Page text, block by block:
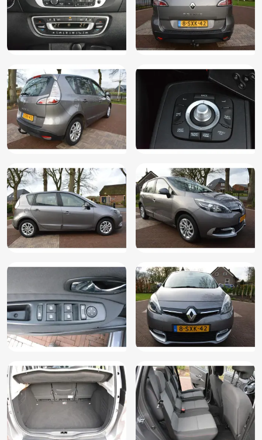
Navigatie
Navigatiesysteem
Parkeersensor achter
Radiovoorbereiding
Regensensor
Reservewiel
Rokersvrije auto
Ruimtebesparend reservewiel
Stuurbekrachtiging
Stuur in hoogte verstelbaar
Stuur leder
Stuur multifunctioneel
Stuur verstelbaar
Trekhaak
Trekhaak 7 polig
Voorstoelen in hoogte verstelbaar